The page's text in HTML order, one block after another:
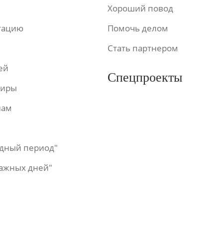
период"
дней"
Хороший повод
Помочь делом
Стать партнером
Спецпроекты